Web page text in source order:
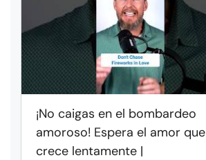
¡No caigas en el bombardeo
amoroso! Espera el amor que
crece lentamente |